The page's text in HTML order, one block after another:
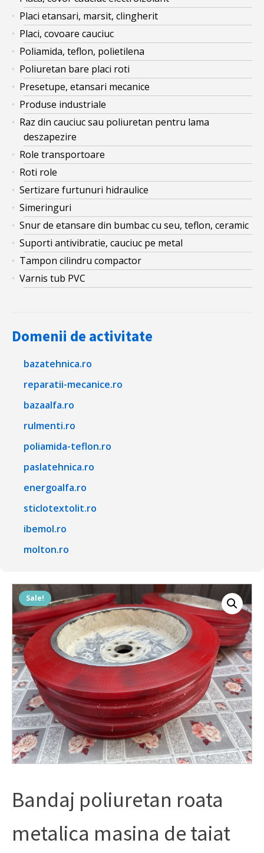
Placi etansari, marsit, clingherit
Placi, covoare cauciuc
Poliamida, teflon, polietilena
Poliuretan bare placi roti
Presetupe, etansari mecanice
Produse industriale
Raz din cauciuc sau poliuretan pentru lama
deszapezire
Role transportoare
Roti role
Sertizare furtunuri hidraulice
Simeringuri
Snur de etansare din bumbac cu seu, teflon, ceramic
Suporti antivibratie, cauciuc pe metal
Tampon cilindru compactor
Varnis tub PVC
Domenii de activitate
bazatehnica.ro
reparatii-mecanice.ro
bazaalfa.ro
rulmenti.ro
poliamida-teflon.ro
paslatehnica.ro
energoalfa.ro
sticlotextolit.ro
ibemol.ro
molton.ro
Sale!
Bandaj poliuretan roata
metalica masina de taiat